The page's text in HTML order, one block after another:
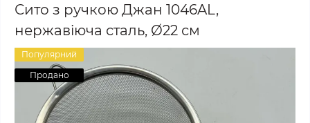
Сито з ручкою Джан 1046AL,
нержавіюча сталь, Ø22 см
Популярний
Продано